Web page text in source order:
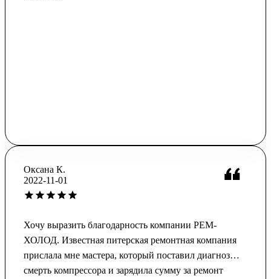
Оксана К.
2022-11-01
Хочу выразить благодарность компании РЕМ-
ХОЛОД. Известная питерская ремонтная компания
прислала мне мастера, который поставил диагноз…
смерть компрессора и зарядила сумму за ремонт